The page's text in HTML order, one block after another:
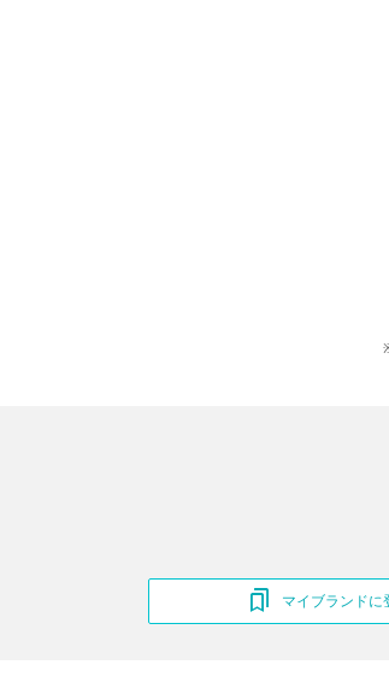
マイブランドに